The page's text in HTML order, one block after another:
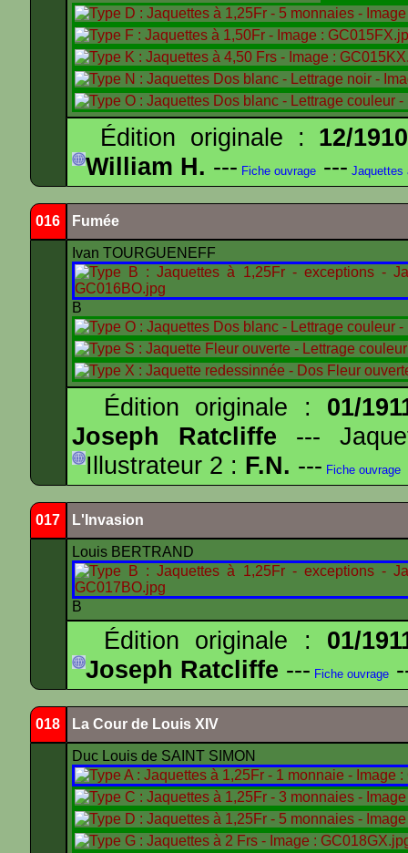
Édition originale : 12/1910
William H. --- Fiche ouvrage --- Jaquettes
016 Fumée
Ivan TOURGUENEFF
B
Édition originale : 01/
Joseph Ratcliffe ---
Illustrateur 2 : F.N. --- Fiche ouvrage
017 L'Invasion
Louis BERTRAND
B
Édition originale : 01/
Joseph Ratcliffe --- Fiche ouvrage
018 La Cour de Louis XIV
Duc Louis de SAINT SIMON